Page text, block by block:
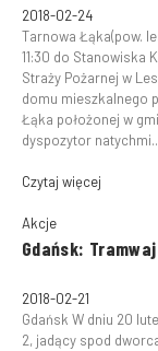
2018-02-24
Tarnowa Łąka(pow.
11:30 do Stanowiska
Straży Pożarnej w
domu mieszkalnego
Łąka położonej w
dyspozytor
Czytaj więcej
Akcje
Gdańsk:
2018-02-21
Gdańsk W dniu 20
2, jadący spod